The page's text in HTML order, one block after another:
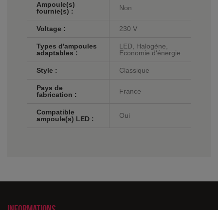
Ampoule(s)
fournie(s) :
Non
Voltage : 230 V
Types d'ampoules
adaptables :
LED, Halogène,
Economie d'énergie
Style : Classique
Pays de
fabrication :
France
Compatible
ampoule(s) LED :
Oui